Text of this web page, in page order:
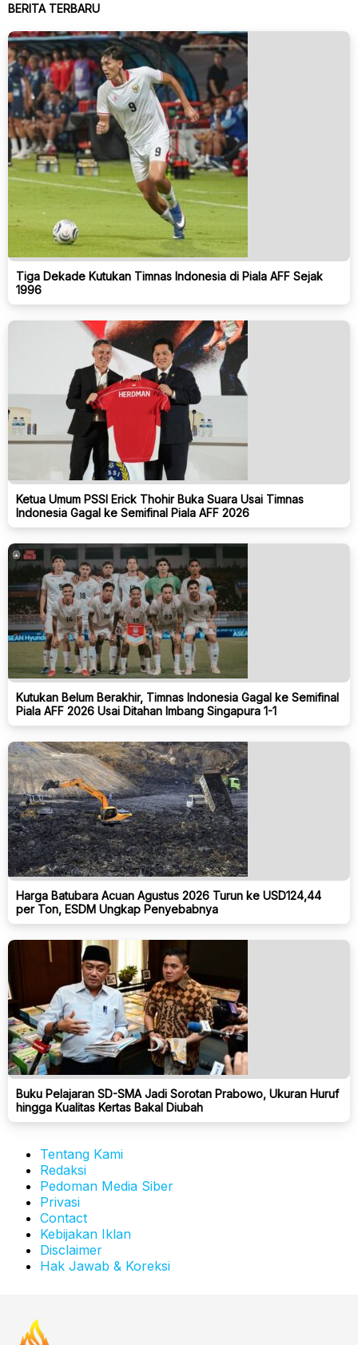
BERITA TERBARU
Tiga Dekade Kutukan Timnas Indonesia di Piala AFF Sejak
1996
Ketua Umum PSSI Erick Thohir Buka Suara Usai Timnas
Indonesia Gagal ke Semifinal Piala AFF 2026
Kutukan Belum Berakhir, Timnas Indonesia Gagal ke Semifinal
Piala AFF 2026 Usai Ditahan Imbang Singapura 1-1
Harga Batubara Acuan Agustus 2026 Turun ke USD124,44
per Ton, ESDM Ungkap Penyebabnya
Buku Pelajaran SD-SMA Jadi Sorotan Prabowo, Ukuran Huruf
hingga Kualitas Kertas Bakal Diubah
Tentang Kami
Redaksi
Pedoman Media Siber
Privasi
Contact
Kebijakan Iklan
Disclaimer
Hak Jawab & Koreksi